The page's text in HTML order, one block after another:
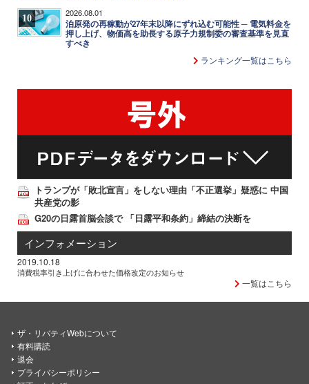
10 2026.08.01
泊原発の再稼動が27年末以降にずれ込む可能性 ─ 電気料金を
押し上げ、物価高を助長する原子力規制委の審査基準を見直
すべき
ランキング一覧はこちら
トランプが「敗北宣言」をしない理由「不正選挙」疑惑に 中国
共産党の影
G20の日露首脳会談で 「日露平和条約」締結の決断を
インフォメーション
2019.10.18
消費税率引き上げに合わせた価格改定のお知らせ
一覧はこちら
ザ・リバティWebについて
有料購読
退会
プライバシーポリシー